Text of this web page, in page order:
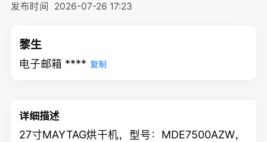
发布时间 2026-07-26 17:23
黎生
电子邮箱 **** 复制
详细描述
27寸MAYTAG烘干机，型号：MDE7500AZW，